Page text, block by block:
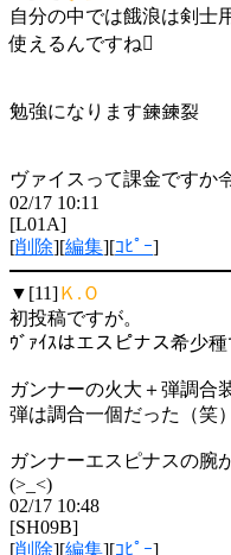
自分の中では餓浪は剣士
使えるんですね
勉強になります鍊鍊裂
ヴァイスって課金ですか
02/17 10:11
[L01A]
[削除][編集][ｺﾋﾟｰ]
▼[11]Ｋ.Ｏ
初投稿ですが。
ｳﾞｧｲｽはエスピナス希少種
ガンナーの火大＋弾調合
弾は調合一個だった（笑）
ガンナーエスピナスの腕
(>_<)
02/17 10:48
[SH09B]
[削除][編集][ｺﾋﾟｰ]